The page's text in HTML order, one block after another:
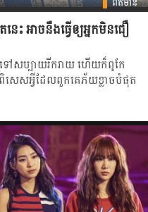
ព័ត៌មាន
នេះ អាចនឹងធ្វើឲ្យអ្នកមិនជឿ
ទៅ​សប្បាយរីករាយ ហើយក៏ពូកែ​
ពិសេសអ្វីដែលពួកគេ​ភ័យ​ខ្លាច​បំផុត